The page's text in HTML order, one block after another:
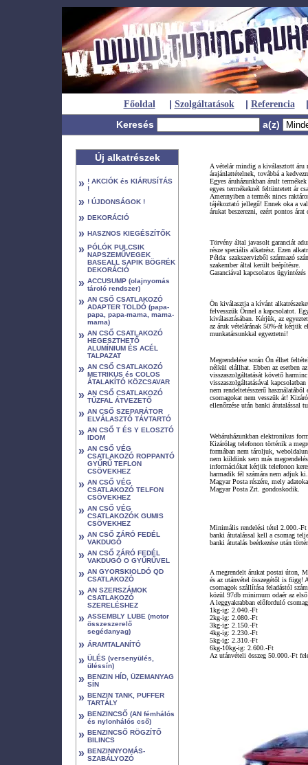
Főoldal | Szolgáltatások | Referencia
|
Keresés
a(z)
Új alkatrészek
» ! AKCIÓK és KIÁRUSÍTÁS
!
» ! ÚJDONSÁGOK !
» DEKORÁCIÓ
» HASZNOS KIEGÉSZÍTŐK
» PÓLÓK PULCSIK
NAPSZEMŰVEGEK
BASEALL SAPIK BÖGRÉK
DEKORÁCIÓ
» ACCUSUMP (olajnyomás
tároló rendszer)
» AN CSŐ CSATLAKOZÓ
ADAPTER TOLDÓ (papa-
papa, papa-mama, mama-
mama)
» AN CSŐ CSATLAKOZÓ
HEGESZTHETŐ
ALUMÍNIUM ÉS ACÉL
TALPAZAT
» AN CSŐ CSATLAKOZÓ
METRIKUS és COLOS
ÁTALAKÍTÓ KÖZCSAVAR
» AN CSŐ CSATLAKOZÓ
TŰZFAL ÁTVEZETŐ
» AN CSŐ SZEPARÁTOR
ELVÁLASZTÓ TÁVTARTÓ
» AN CSŐ T ÉS Y ELOSZTÓ
IDOM
» AN CSŐ VÉG
CSATLAKOZÓ ROPPANTÓ
GYŰRŰ TEFLON
CSÖVEKHEZ
» AN CSŐ VÉG
CSATLAKOZÓ TELFON
CSÖVEKHEZ
» AN CSŐ VÉG
CSATLAKOZÓK GUMIS
CSÖVEKHEZ
» AN CSŐ ZÁRÓ FEDÉL
VAKDUGÓ
» AN CSŐ ZÁRÓ FEDÉL
VAKDUGÓ O GYŰRŰVEL
» AN GYORSKIOLDÓ QD
CSATLAKOZÓ
» AN SZERSZÁMOK
CSATLAKOZÓ
SZERELÉSHEZ
» ASSEMBLY LUBE (motor
összeszerelő
segédanyag)
» ÁRAMTALANÍTÓ
» ÜLÉS (versenyülés,
üléssín)
» BENZIN HÍD, ÜZEMANYAG
SÍN
» BENZIN TANK, PUFFER
TARTÁLY
» BENZINCSŐ (AN fémhálós
és nylonhálós cső)
» BENZINCSŐ RÖGZÍTŐ
BILINCS
» BENZINNYOMÁS-
SZABÁLYOZÓ
A vételár mindig a kiválasztott
árajánlattételnek, továbbá a
Egyes áruházunkban árult
egyes termékeknél feltüntetett ár
Amennyiben a termék nincs
tájékoztató jellegű! Ennek oka a
árukat beszerezni, ezért pontos
Törvény által javasolt garanciát
része speciális alkatrész. Ezen
Példa: szakszervizből származó
szakember által került beépítésre.
Garanciával kapcsolatos
Ön kiválasztja a kívánt
felvesszük Önnel a kapcsolatot.
kiválasztásában. Kérjük, az
az áruk vételárának 50%-át kérjük
munkatársunkkal egyeztetni!
Megrendelése során Ön élhet
nélkül elállhat. Ebben az esetben
visszaszolgáltatását követő
visszaszolgáltatásával
nem rendeltetésszerű
csomagokat nem vesszük át!
ellenőrzése után banki átutalással
Webáruházunkban elektronikus
Kizárólag telefonon történik a
formában nem tároljuk,
nem küldünk sem más
információkat kérjük telefonon
harmadik fél számára nem adjuk
Magyar Posta részére, mely
Magyar Posta Zrt. gondoskodik.
Minimális rendelési tétel 2.000.-Ft
banki átutalással kell a csomag
banki átutalás beérkezése után
A megrendelt árukat postai úton,
és az utánvétel összegétől is függ!
csomagok szállítása feladástól
közül 97db minimum odaér az
A leggyakrabban előforduló
1kg-ig: 2.040.-Ft
2kg-ig: 2.080.-Ft
3kg-ig: 2.150.-Ft
4kg-ig: 2.230.-Ft
5kg-ig: 2.310.-Ft
6kg-10kg-ig: 2.600.-Ft
Az utánvételi összeg 50.000.-Ft